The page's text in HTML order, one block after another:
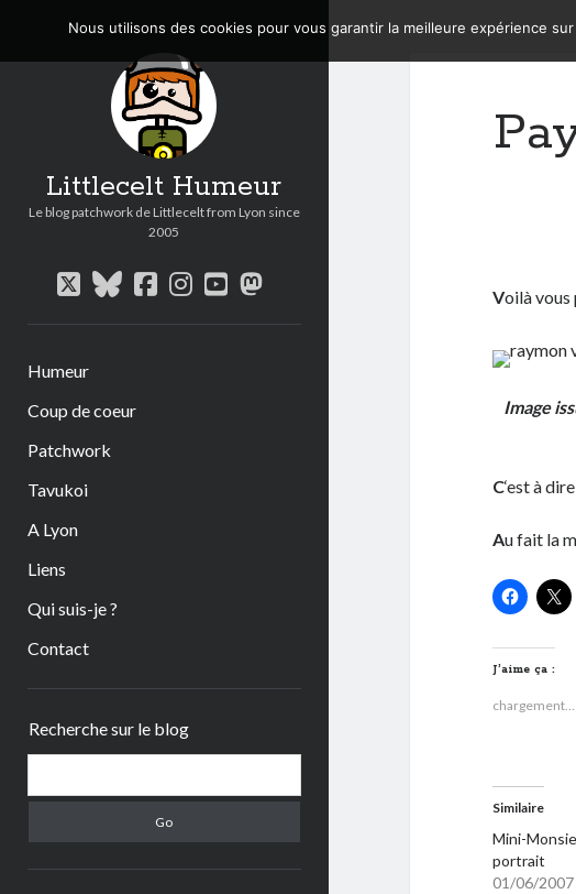
Littlecelt Humeur
Le blog patchwork de Littlecelt from Lyon since
2005
twitterbluesky
facebook
instagram
youtube
mastodon
Humeur
Coup de coeur
Patchwork
Tavukoi
A Lyon
Liens
Qui suis-je ?
Contact
Recherche sur le blog
Voilà vous
Image
C‘est à
Au fait la
J’aime ça :
chargement…
Similaire
Mini-
portrait
01/06/2007
Nous utilisons des cookies pour vous garantir la meilleure expérience